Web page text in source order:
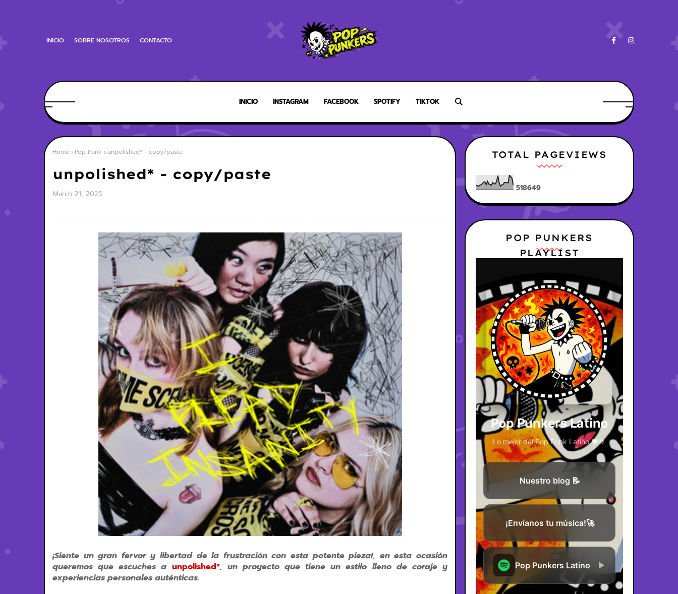
INICIO SOBRE NOSOTROS CONTACTO
INICIO INSTAGRAM FACEBOOK SPOTIFY TIKTOK
Home Pop Punk unpolished* - copy/paste
unpolished* - copy/paste
March 21, 2025
¡Siente un gran fervor y libertad de la frustración con esta potente pieza!, en esta ocasión
queremos que escuches a unpolished*, un proyecto que tiene un estilo lleno de coraje y
experiencias personales auténticas.
TOTAL PAGEVIEWS
518649
POP PUNKERS
PLAYLIST